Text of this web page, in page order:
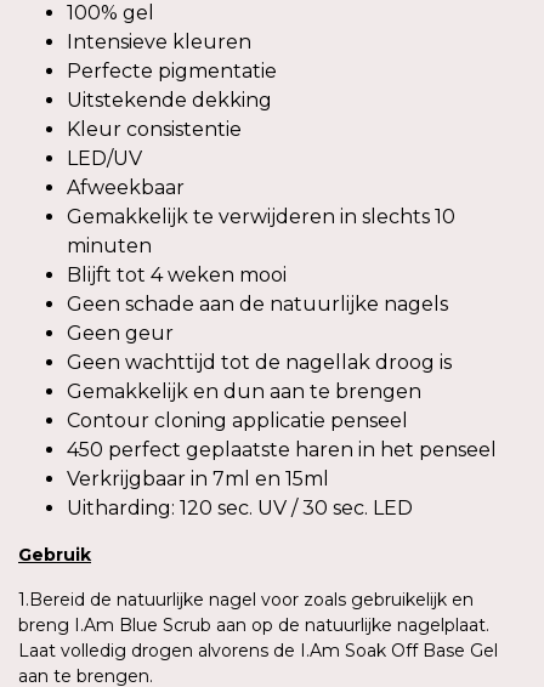
100% gel
Intensieve kleuren
Perfecte pigmentatie
Uitstekende dekking
Kleur consistentie
LED/UV
Afweekbaar
Gemakkelijk te verwijderen in slechts 10
minuten
Blijft tot 4 weken mooi
Geen schade aan de natuurlijke nagels
Geen geur
Geen wachttijd tot de nagellak droog is
Gemakkelijk en dun aan te brengen
Contour cloning applicatie penseel
450 perfect geplaatste haren in het penseel
Verkrijgbaar in 7ml en 15ml
Uitharding: 120 sec. UV / 30 sec. LED
Gebruik
1.Bereid de natuurlijke nagel voor zoals gebruikelijk en
breng I.Am Blue Scrub aan op de natuurlijke nagelplaat.
Laat volledig drogen alvorens de I.Am Soak Off Base Gel
aan te brengen.